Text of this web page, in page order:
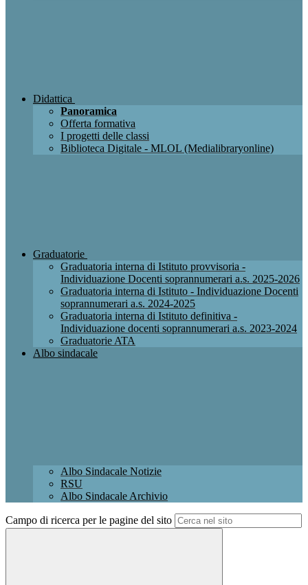
Didattica
Panoramica
Offerta formativa
I progetti delle classi
Biblioteca Digitale - MLOL (Medialibraryonline)
Graduatorie
Graduatoria interna di Istituto provvisoria -
Individuazione Docenti soprannumerari a.s. 2025-2026
Graduatoria interna di Istituto - Individuazione Docenti
soprannumerari a.s. 2024-2025
Graduatoria interna di Istituto definitiva -
Individuazione docenti soprannumerari a.s. 2023-2024
Graduatorie ATA
Albo sindacale
Albo Sindacale Notizie
RSU
Albo Sindacale Archivio
Campo di ricerca per le pagine del sito